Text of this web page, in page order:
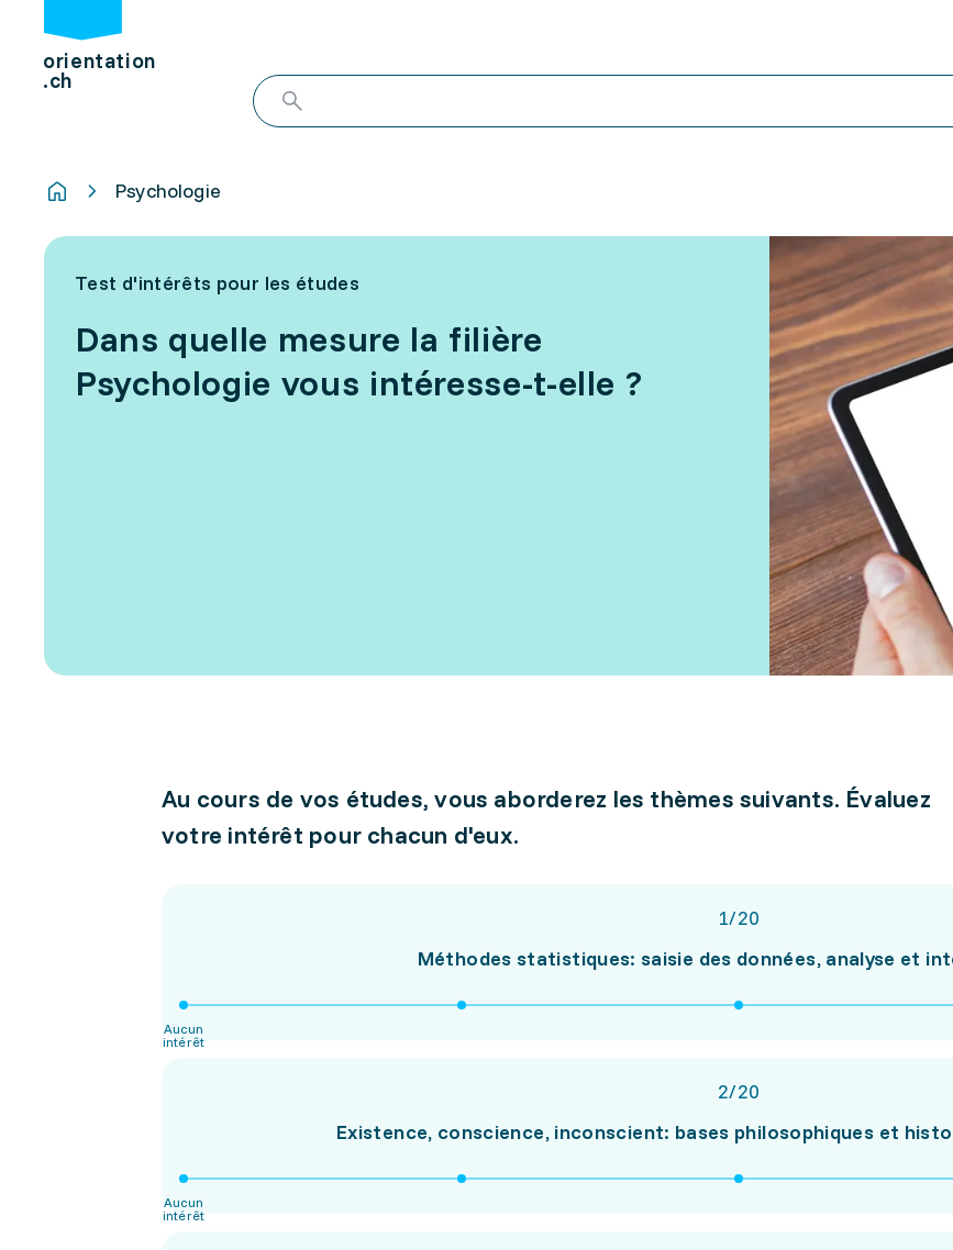
orientation
.ch
Psychologie
Test d'intérêts pour les études
Dans quelle mesure la filière
Psychologie vous intéresse-t-elle ?
Au cours de vos études, vous aborderez les thèmes suivants. Évaluez
votre intérêt pour chacun d'eux.
1/20
Méthodes statistiques: saisie des données, analyse et
Aucun
intérêt
2/20
Existence, conscience, inconscient: bases philosophiques et
Aucun
intérêt